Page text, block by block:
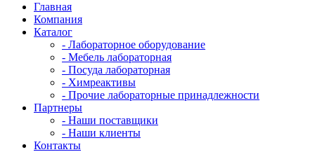
Главная
Компания
Каталог
- Лабораторное оборудование
- Мебель лабораторная
- Посуда лабораторная
- Химреактивы
- Прочие лабораторные принадлежности
Партнеры
- Наши поставщики
- Наши клиенты
Контакты